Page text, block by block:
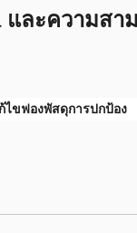
และความสา
ไขฟองพัสดุการปกป้อง